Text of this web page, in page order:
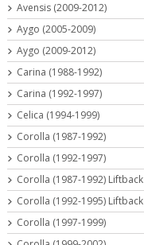
Avensis (2009-2012)
Aygo (2005-2009)
Aygo (2009-2012)
Carina (1988-1992)
Carina (1992-1997)
Celica (1994-1999)
Corolla (1987-1992)
Corolla (1992-1997)
Corolla (1987-1992) Liftback
Corolla (1992-1995) Liftback
Corolla (1997-1999)